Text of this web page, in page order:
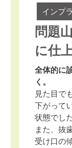
インプ
問題
に仕
全体的に
く。
見た目で
下がって
状態でした
また、抜
受け口の